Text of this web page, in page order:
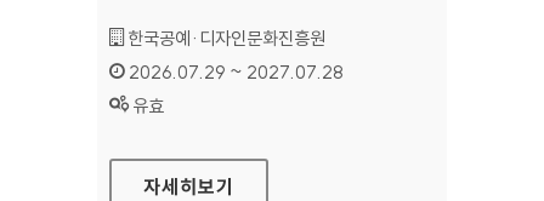
기관명 :
한국공예·디자인문화진흥원
인증기간 :
2026.07.29 ~ 2027.07.28
상태 :
유효
공예포털
자세히보기